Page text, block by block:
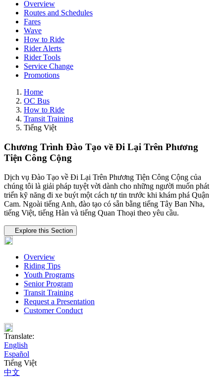
Overview
Routes and Schedules
Fares
Wave
How to Ride
Rider Alerts
Rider Tools
Service Change
Promotions
Home
OC Bus
How to Ride
Transit Training
Tiếng Việt
Chương Trình Đào Tạo về Đi Lại Trên Phương
Tiện Công Cộng
Dịch vụ Đào Tạo về Đi Lại Trên Phương Tiện Công Cộng của
chúng tôi là giải pháp tuyệt vời dành cho những người muốn phát
triển kỹ năng đi xe buýt một cách tự tin trước khi khám phá Quận
Cam. Ngoài tiếng Anh, đào tạo có sẵn bằng tiếng Tây Ban Nha,
tiếng Việt, tiếng Hàn và tiếng Quan Thoại theo yêu cầu.
Tertiary navigation
Explore this Section
Overview
Riding Tips
Youth Programs
Senior Program
Transit Training
Request a Presentation
Customer Conduct
Translate:
English
Español
Tiếng Việt
中文